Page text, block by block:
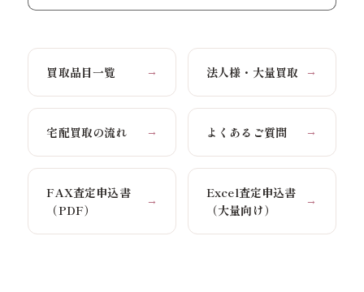
買取品目一覧 → 法人様・大量買取 →
宅配買取の流れ → よくあるご質問 →
FAX査定申込書
（PDF）
→
Excel査定申込書
（大量向け）
→